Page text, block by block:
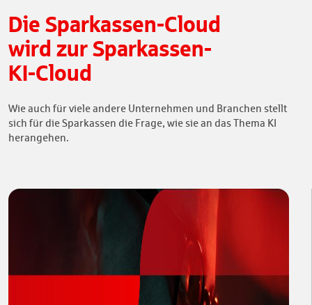
Die Sparkassen-Cloud
wird zur Sparkassen-
KI-Cloud
Wie auch für viele andere Unternehmen und Branchen stellt
sich für die Sparkassen die Frage, wie sie an das Thema KI
herangehen.